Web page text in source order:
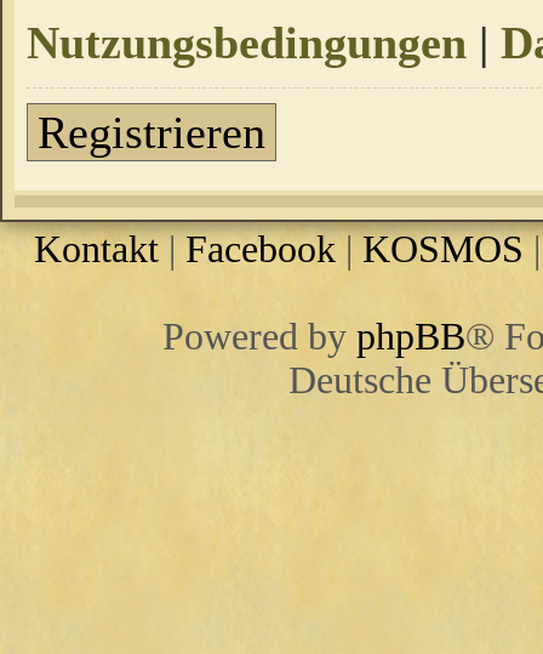
Nutzungsbedingungen |
Registrieren
Kontakt | Facebook |KOSMOS
Powered by phpBB®
Deutsche